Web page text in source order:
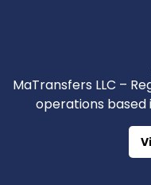
MaTransfers LLC –
operations based